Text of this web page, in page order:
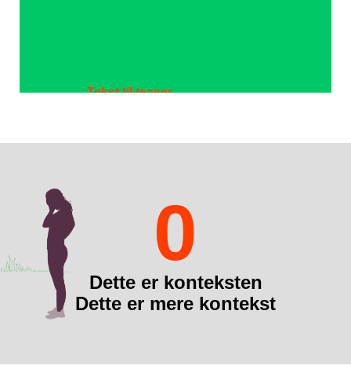
Tekst til teaser
0
Dette er konteksten
Dette er mere kontekst